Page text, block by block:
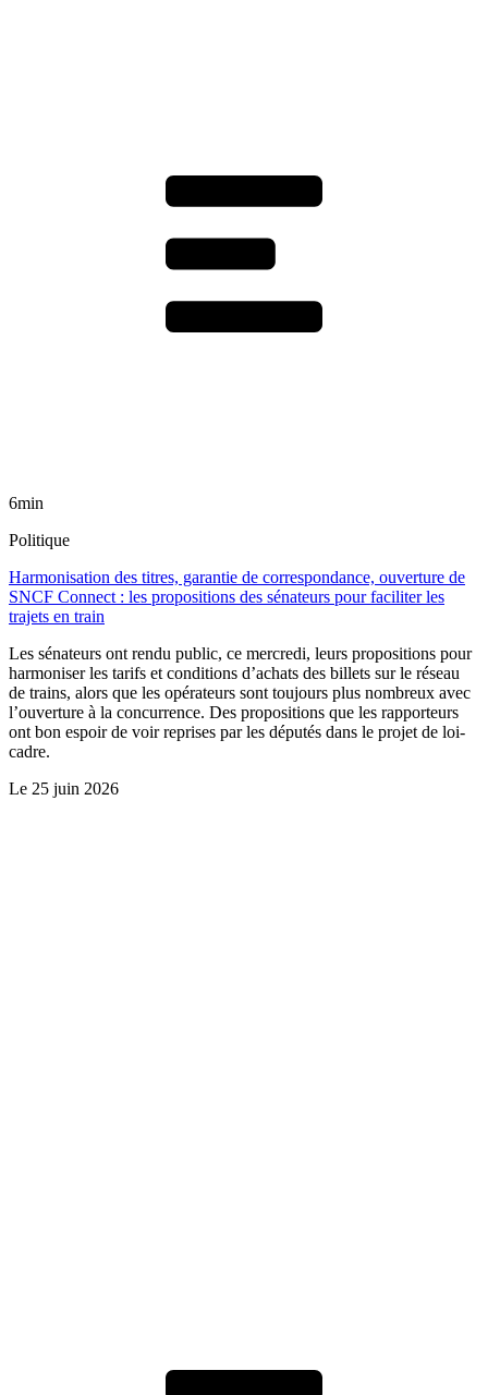
6min
Politique
Harmonisation des titres, garantie de correspondance, ouverture de
SNCF Connect : les propositions des sénateurs pour faciliter les
trajets en train
Les sénateurs ont rendu public, ce mercredi, leurs propositions pour
harmoniser les tarifs et conditions d’achats des billets sur le réseau
de trains, alors que les opérateurs sont toujours plus nombreux avec
l’ouverture à la concurrence. Des propositions que les rapporteurs
ont bon espoir de voir reprises par les députés dans le projet de loi-
cadre.
Le 25 juin 2026